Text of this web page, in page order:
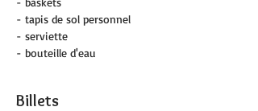
- tapis de sol personnel
- serviette
- bouteille d'eau
Billets